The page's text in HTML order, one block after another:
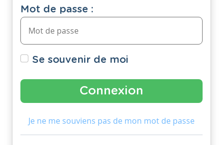
Mot de passe :
Se souvenir de moi
Je ne me souviens pas de mon mot de passe